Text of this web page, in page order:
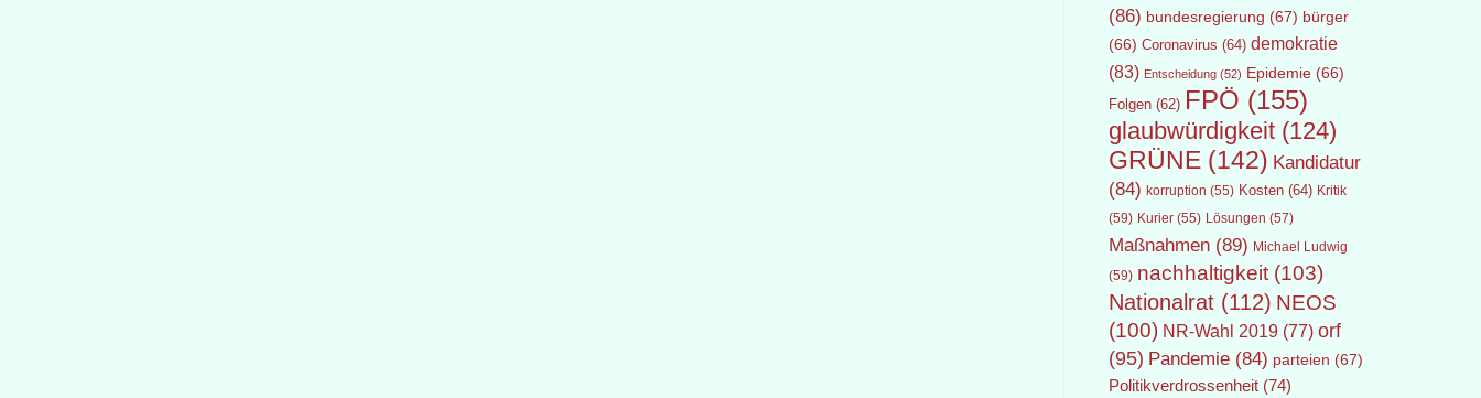
(86) bundesregierung (67) bürger
(66) Coronavirus (64) demokratie
(83) Entscheidung(52) Epidemie(66)
Folgen(62) FPÖ (155)
glaubwürdigkeit(124)
GRÜNE(142) Kandidatur
(84) korruption (55) Kosten(64) Kritik
(59) Kurier(55) Lösungen (57)
Maßnahmen(89) Michael Ludwig
(59) nachhaltigkeit(103)
Nationalrat(112) NEOS
(100) NR-Wahl 2019(77) orf
(95) Pandemie(84) parteien (67)
Politikverdrossenheit(74)